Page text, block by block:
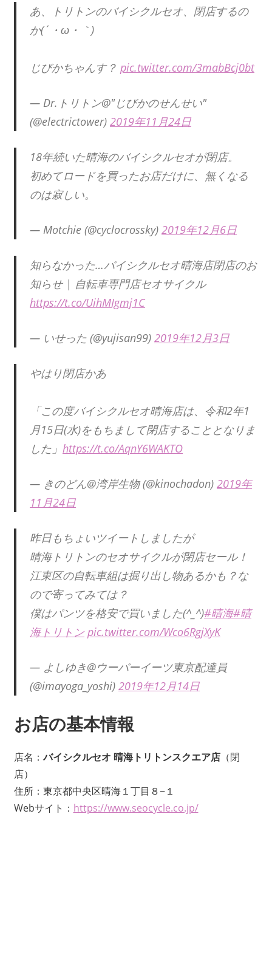
あ、トリトンのバイシクルセオ、閉店するの
か(´・ω・｀)
じびかちゃんす？ pic.twitter.com/3mabBcj0bt
— Dr.トリトン@"じびかのせんせい"
(@electrictower) 2019年11月24日
18年続いた晴海のバイシクルセオが閉店。
初めてロードを買ったお店だけに、無くなる
のは寂しい。
— Motchie (@cyclocrossky) 2019年12月6日
知らなかった…バイシクルセオ晴海店閉店のお
知らせ | 自転車専門店セオサイクル
https://t.co/UihMIgmj1C
— いせった (@yujisan99) 2019年12月3日
やはり閉店かあ
「この度バイシクルセオ晴海店は、令和2年1
月15日(水)をもちまして閉店することとなりま
した」 https://t.co/AqnY6WAKTO
— きのどん@湾岸生物 (@kinochadon) 2019年
11月24日
昨日もちょいツイートしましたが
晴海トリトンのセオサイクルが閉店セール！
江東区の自転車組は掘り出し物あるかも？な
ので寄ってみては？
僕はパンツを格安で買いました(^_^)#晴海#晴
海トリトン pic.twitter.com/Wco6RgjXyK
— よしゆき@ウーバーイーツ東京配達員
(@imayoga_yoshi) 2019年12月14日
お店の基本情報
店名：バイシクルセオ 晴海トリトンスクエア店（閉
店）
住所：東京都中央区晴海１丁目８−１
Webサイト： https://www.seocycle.co.jp/